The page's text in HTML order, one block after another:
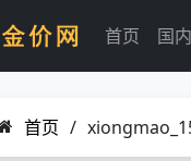
首页 国
首页 /